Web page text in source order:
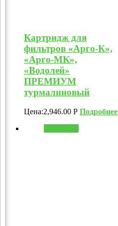
Картридж для
фильтров «Арго-К»,
«Арго-МК»,
«Водолей»
ПРЕМИУМ
турмалиновый
Цена:2,946.00 Р Подробнее